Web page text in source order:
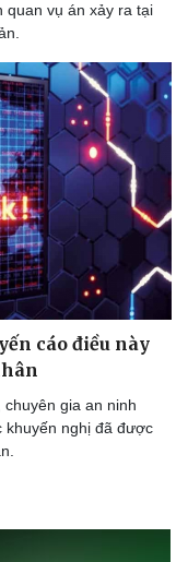
quan vụ án xảy ra tại
cáo điều này
gia an ninh
khuyến nghị đã được